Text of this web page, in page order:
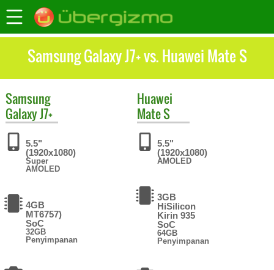
Samsung Galaxy J7+ vs. Huawei Mate S
Samsung
Galaxy J7+
5.5"
(1920x1080)
Super
AMOLED
4GB
MT6757)
SoC
32GB
Penyimpanan
Huawei
Mate S
5.5"
(1920x1080)
AMOLED
3GB
HiSilicon
Kirin 935
SoC
64GB
Penyimpanan